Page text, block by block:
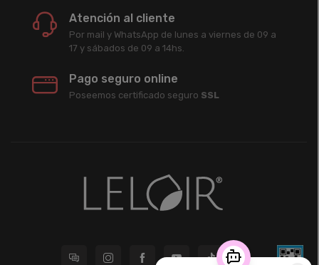
Atención al cliente
Por mail y WhatsApp de lunes a viernes de 09 a
17 y sábados de 09 a 14hs.
Pago seguro online
Poseemos certificado seguro SSL